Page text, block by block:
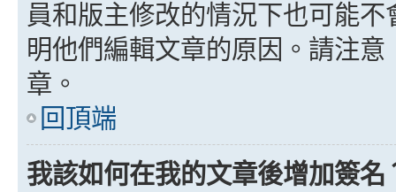
員和版主修改的情況下也可能
明他們編輯文章的原因。請注
章。
回頂端
我該如何在我的文章後增加簽名